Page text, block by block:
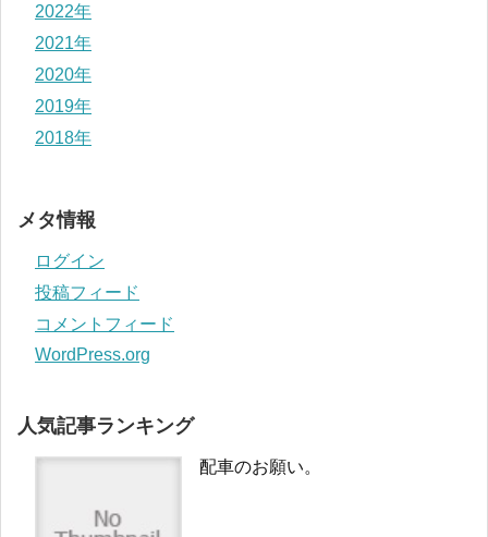
2022年
2021年
2020年
2019年
2018年
メタ情報
ログイン
投稿フィード
コメントフィード
WordPress.org
人気記事ランキング
配車のお願い。